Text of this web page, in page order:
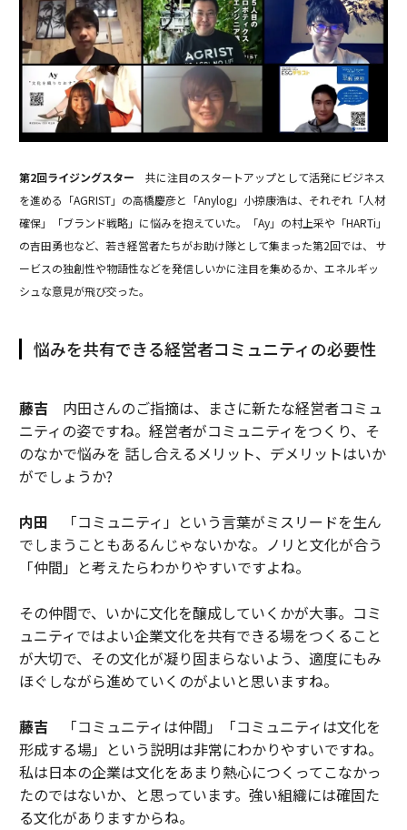
第2回ライジングスター 共に注目のスタートアップとして活発にビジネス
を進める「AGRIST」の高橋慶彦と「Anylog」小掠康浩は、それぞれ「人材
確保」「ブランド戦略」に悩みを抱えていた。「Ay」の村上采や「HARTi」
の吉田勇也など、若き経営者たちがお助け隊として集まった第2回では、 サ
ービスの独創性や物語性などを発信しいかに注目を集めるか、エネルギッ
シュな意見が飛び交った。
悩みを共有できる経営者コミュニティの必要性
藤吉内田さんのご指摘は、まさに新たな経営者コミュ
ニティの姿ですね。経営者がコミュニティをつくり、そ
のなかで悩みを 話し合えるメリット、デメリットはいか
がでしょうか?
内田 「コミュニティ」という言葉がミスリードを生ん
でしまうこともあるんじゃないかな。ノリと文化が合う
「仲間」と考えたらわかりやすいですよね。
その仲間で、いかに文化を醸成していくかが大事。コミ
ュニティではよい企業文化を共有できる場をつくること
が大切で、その文化が凝り固まらないよう、適度にもみ
ほぐしながら進めていくのがよいと思いますね。
藤吉「コミュニティは仲間」「コミュニティは文化を
形成する場」という説明は非常にわかりやすいですね。
私は日本の企業は文化をあまり熱心につくってこなかっ
たのではないか、と思っています。強い組織には確固た
る文化がありますからね。